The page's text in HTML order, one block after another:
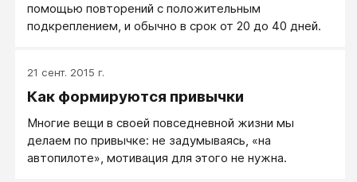
помощью повторений с положительным
подкреплением, и обычно в срок от 20 до 40 дней.
21 сент. 2015 г.
Как формируются привычки
Многие вещи в своей повседневной жизни мы
делаем по привычке: не задумываясь, «на
автопилоте», мотивация для этого не нужна.